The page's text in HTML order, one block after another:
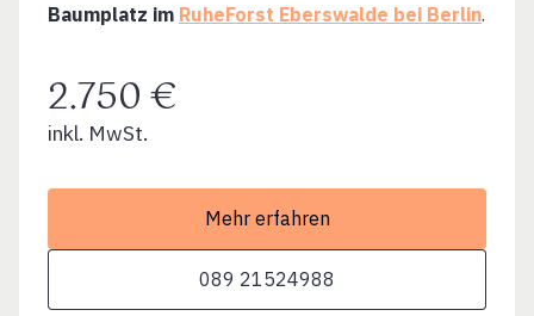
Baumplatz im RuheForst Eberswalde bei Berlin.
2.750 €
inkl. MwSt.
Mehr erfahren
089 21524988